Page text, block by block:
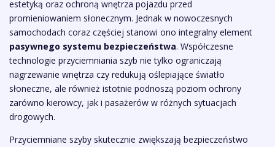
estetyką oraz ochroną wnętrza pojazdu przed
promieniowaniem słonecznym. Jednak w nowoczesnych
samochodach coraz częściej stanowi ono integralny element
pasywnego systemu bezpieczeństwa. Współczesne
technologie przyciemniania szyb nie tylko ograniczają
nagrzewanie wnętrza czy redukują oślepiające światło
słoneczne, ale również istotnie podnoszą poziom ochrony
zarówno kierowcy, jak i pasażerów w różnych sytuacjach
drogowych.
Przyciemniane szyby skutecznie zwiększają bezpieczeństwo